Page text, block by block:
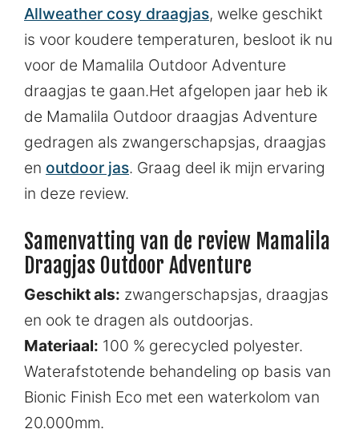
Allweather cosy draagjas, welke geschikt
is voor koudere temperaturen, besloot ik nu
voor de Mamalila Outdoor Adventure
draagjas te gaan.Het afgelopen jaar heb ik
de Mamalila Outdoor draagjas Adventure
gedragen als zwangerschapsjas, draagjas
en outdoor jas. Graag deel ik mijn ervaring
in deze review.
Samenvatting van de review Mamalila
Draagjas Outdoor Adventure
Geschikt als: zwangerschapsjas, draagjas
en ook te dragen als outdoorjas.
Materiaal: 100 % gerecycled polyester.
Waterafstotende behandeling op basis van
Bionic Finish Eco met een waterkolom van
20.000mm.